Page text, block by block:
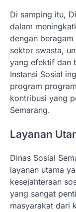
Di samping itu,
dalam
dengan
sektor swasta,
yang efektif dan
Instansi Sosial
program
kontribusi yang
Semarang.
Layanan
Dinas Sosial
layanan utama
kesejahteraan
yang sangat
masyarakat dari